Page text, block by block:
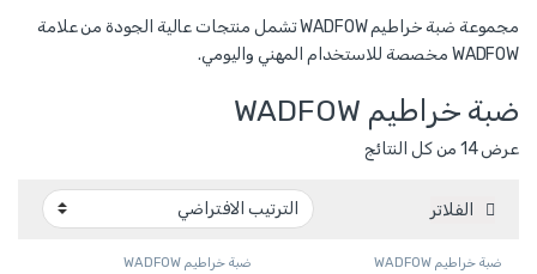
مجموعة ضبة خراطيم WADFOW تشمل منتجات عالية الجودة من علامة
WADFOW مخصصة للاستخدام المهني واليومي.
ضبة خراطيم WADFOW
عرض ⁦14⁩ من كل النتائج
الفلاتر
ضبة خراطيم WADFOW ضبة خراطيم WADFOW